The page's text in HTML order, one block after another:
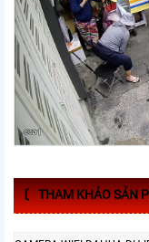
〘 THAM KHẢO SẢN